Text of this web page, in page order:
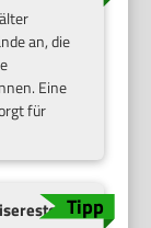
an, die
Eine
für